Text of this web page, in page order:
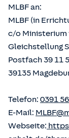
MLBF an:
MLBF (in
c/o Ministerium
Gleichstellung
Postfach 39 11
39135
Telefon: 0391
E-Mail:
Webseite: